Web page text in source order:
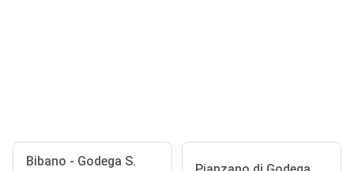
Bibano - Godega S.